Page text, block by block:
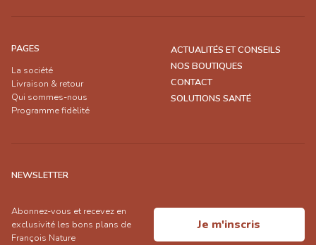
PAGES
La société
Livraison & retour
Qui sommes-nous
Programme fidèlité
ACTUALITÉS ET CONSEILS
NOS BOUTIQUES
CONTACT
SOLUTIONS SANTÉ
NEWSLETTER
Abonnez-vous et recevez en
exclusivité les bons plans de
François Nature
Je m'inscris